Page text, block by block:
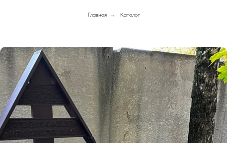
Главная → Каталог